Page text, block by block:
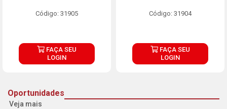
Código: 31905
FAÇA SEU
LOGIN
Código: 31904
FAÇA SEU
LOGIN
Oportunidades
Veja mais